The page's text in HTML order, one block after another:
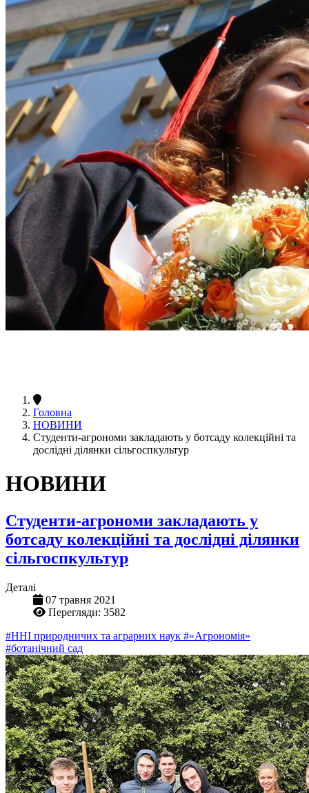
Головна
НОВИНИ
Студенти-агрономи закладають у ботсаду колекційні та
дослідні ділянки сільгоспкультур
НОВИНИ
Студенти-агрономи закладають у
ботсаду колекційні та дослідні ділянки
сільгоспкультур
Деталі
07 травня 2021
Перегляди: 3582
#ННІ природничих та аграрних наук #«Агрономія»
#ботанічний сад